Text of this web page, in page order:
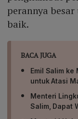
perannya
baik.
BACA JUGA
Emil Salim ke
untuk Atasi
Menteri
Salim, Dapat